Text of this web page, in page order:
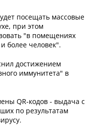
посещать массовые
при этом
"в помещениях
более человек".
достижением
иммунитета" в
QR-кодов - выдача с
по результатам